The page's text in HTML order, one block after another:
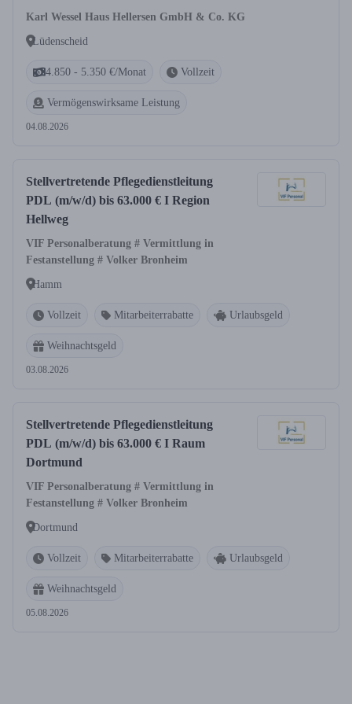
Karl Wessel Haus Hellersen GmbH & Co. KG
Lüdenscheid
4.850 - 5.350 €/Monat Vollzeit
Vermögenswirksame Leistung
04.08.2026
Stellvertretende Pflegedienstleitung
PDL (m/w/d) bis 63.000 € I Region
Hellweg
VIF Personalberatung # Vermittlung in
Festanstellung # Volker Bronheim
Hamm
Vollzeit Mitarbeiterrabatte Urlaubsgeld
Weihnachtsgeld
03.08.2026
Stellvertretende Pflegedienstleitung
PDL (m/w/d) bis 63.000 € I Raum
Dortmund
VIF Personalberatung # Vermittlung in
Festanstellung # Volker Bronheim
Dortmund
Vollzeit Mitarbeiterrabatte Urlaubsgeld
Weihnachtsgeld
05.08.2026